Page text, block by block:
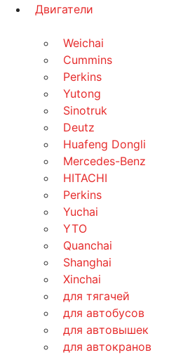
Двигатели
Weichai
Cummins
Perkins
Yutong
Sinotruk
Deutz
Huafeng Dongli
Mercedes-Benz
HITACHI
Perkins
Yuchai
YTO
Quanchai
Shanghai
Xinchai
для тягачей
для автобусов
для автовышек
для автокранов